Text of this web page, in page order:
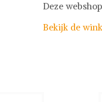
Deze
Bekijk de